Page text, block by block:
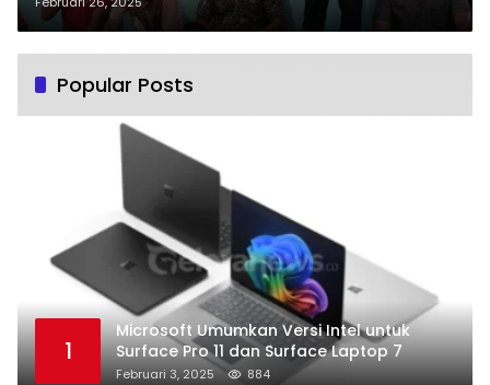
Popular Posts
1
Microsoft Umumkan Versi Intel untuk
Surface Pro 11 dan Surface Laptop 7
Februari 3, 2025 884